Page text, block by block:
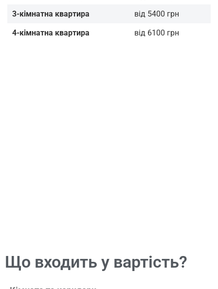
3-кімнатна квартира від 5400 грн
4-кімнатна квартира від 6100 грн
Що входить у вартість?